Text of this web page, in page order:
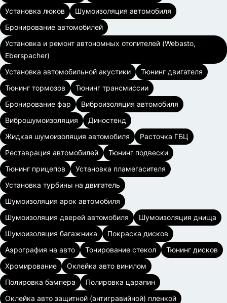
Установка люков
Шумоизоляция автомобиля
Бронирование автомобилей
Установка и ремонт автономных отопителей (Webasto,
Eberspacher)
Установка автомобильной акустики
Тюнинг двигателя
Тюнинг тормозов
Тюнинг трансмиссии
Бронирование фар
Виброизоляция автомобиля
Виброшумоизоляция
Диностенд
Жидкая шумоизоляция автомобиля
Расточка ГБЦ
Реставрация автомобилей
Тюнинг подвески
Тюнинг прицепов
Установка пламегасителя
Установка турбины на двигатель
Шумоизоляция арок автомобиля
Шумоизоляция дверей автомобиля
Шумоизоляция днища
Шумоизоляция багажника
Покраска дисков
Аэрография на авто
Тонирование стекол
Тюнинг дисков
Хромирование
Оклейка авто винилом
Полировка бампера
Полировка царапин
Оклейка авто защитной (антигравийной) пленкой